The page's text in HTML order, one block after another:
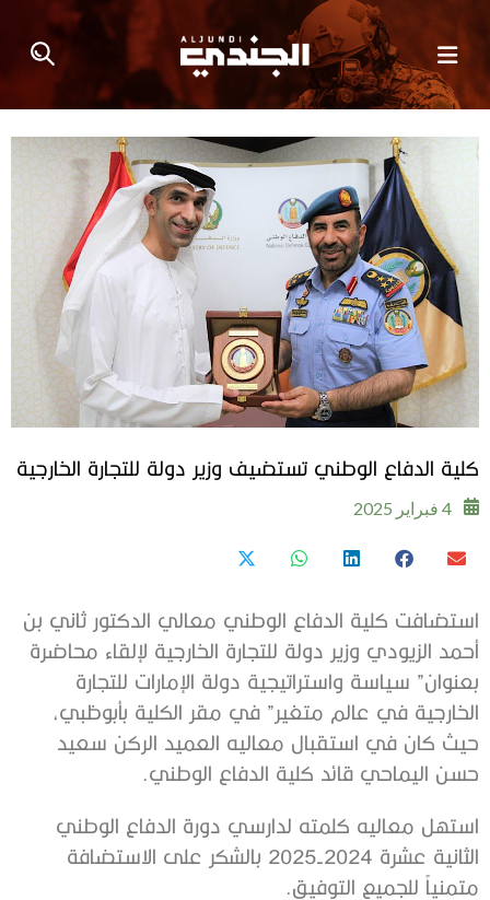
كلية الدفاع الوطني تستضيف وزير دولة للتجارة الخارجية
4 فبراير 2025
استضافت كلية الدفاع الوطني معالي الدكتور ثاني بن
أحمد الزيودي وزير دولة للتجارة الخارجية لإلقاء محاضرة
بعنوان” سياسة واستراتيجية دولة الإمارات للتجارة
الخارجية في عالم متغير” في مقر الكلية بأبوظبي،
حيث كان في استقبال معاليه العميد الركن سعيد
حسن اليماحي قائد كلية الدفاع الوطني.
استهل معاليه كلمته لدارسي دورة الدفاع الوطني
الثانية عشرة 2024-2025 بالشكر على الاستضافة
متمنياً للجميع التوفيق.